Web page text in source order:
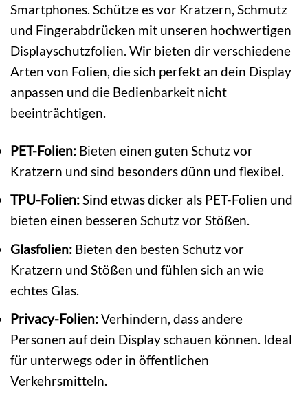
Smartphones. Schütze es vor Kratzern, Schmutz
und Fingerabdrücken mit unseren hochwertigen
Displayschutzfolien. Wir bieten dir verschiedene
Arten von Folien, die sich perfekt an dein Display
anpassen und die Bedienbarkeit nicht
beeinträchtigen.
PET-Folien: Bieten einen guten Schutz vor
Kratzern und sind besonders dünn und flexibel.
TPU-Folien:Sind etwas dicker als PET-Folien und
bieten einen besseren Schutz vor Stößen.
Glasfolien: Bieten den besten Schutz vor
Kratzern und Stößen und fühlen sich an wie
echtes Glas.
Privacy-Folien:Verhindern, dass andere
Personen auf dein Display schauen können. Ideal
für unterwegs oder in öffentlichen
Verkehrsmitteln.